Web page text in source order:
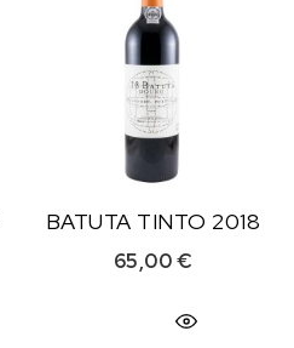
BATUTA TINTO 2018
65,00€